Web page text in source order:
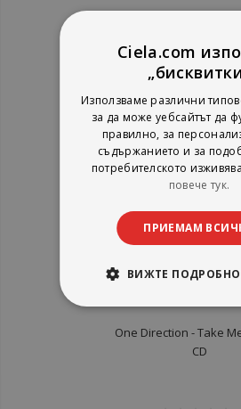
1%
4,09 €
One Direction - Take
CD
Ciela.com
Използваме различни
за да може уебсайтът да
правилно, за
съдържанието и за
потребителското
повече тук.
ПРИЕМАМ
ВИЖТЕ